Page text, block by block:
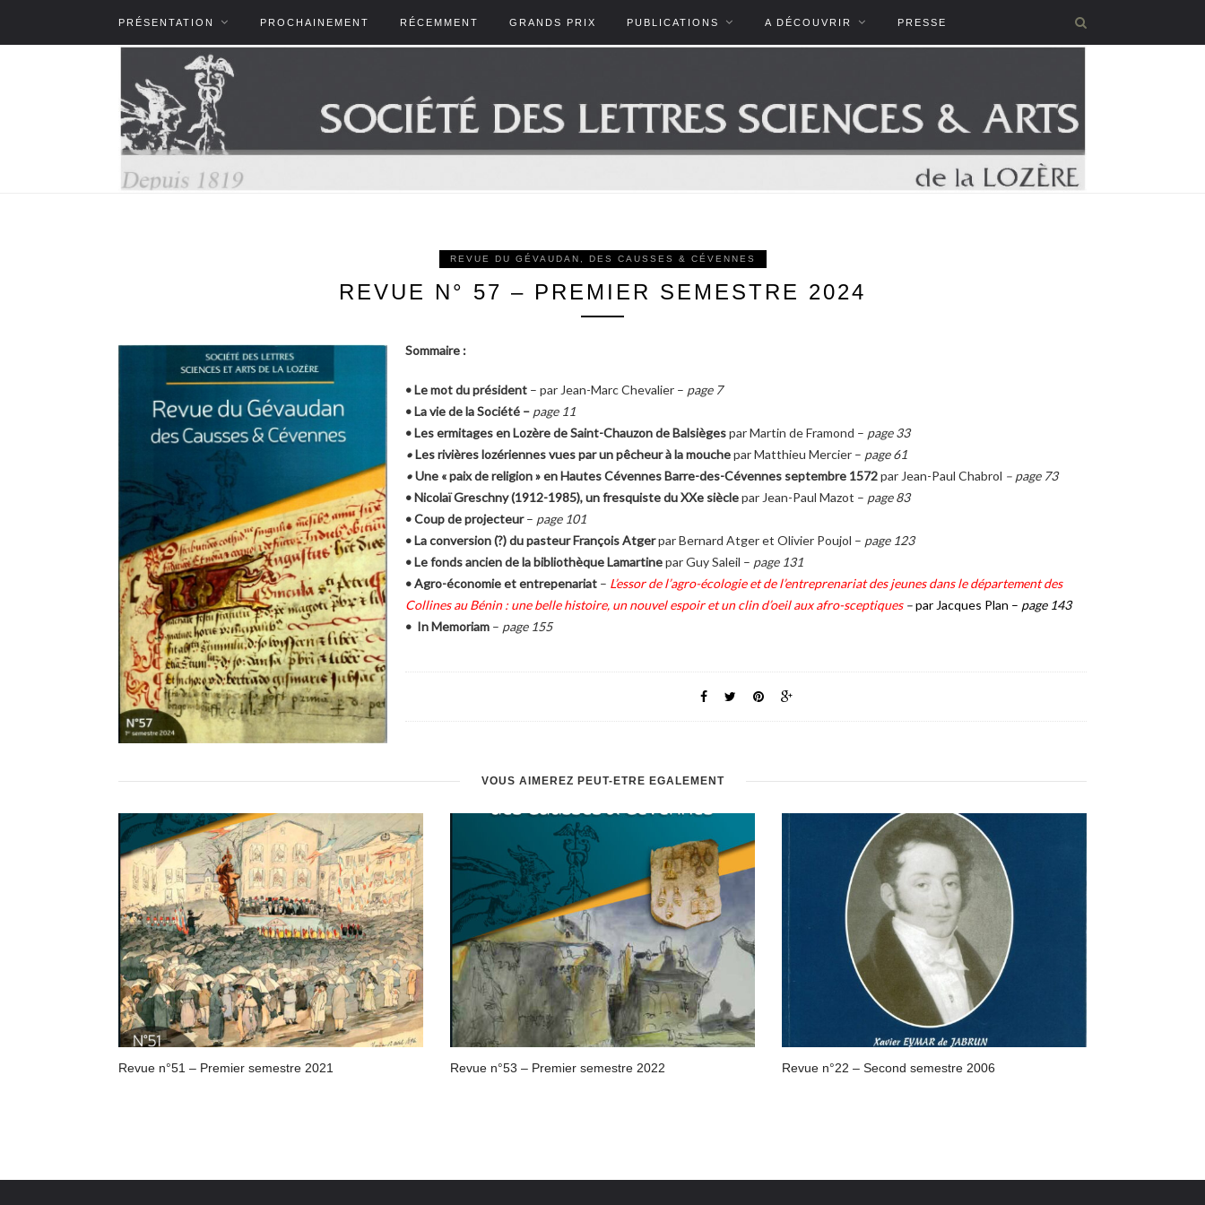
PRÉSENTATION PROCHAINEMENT RÉCEMMENT GRANDS PRIX PUBLICATIONS A DÉCOUVRIR PRESSE
REVUE DU GÉVAUDAN, DES CAUSSES & CÉVENNES
REVUE N° 57 – PREMIER SEMESTRE 2024
Sommaire :
• Le mot du président – par Jean-Marc Chevalier – page 7
• La vie de la Société – page 11
• Les ermitages en Lozère de Saint-Chauzon de Balsiègespar Martin de Framond – page 33
•Les rivières lozériennes vues par un pêcheur à la mouchepar Matthieu Mercier – page 61
•Une « paix de religion » en Hautes Cévennes Barre-des-Cévennes septembre 1572par Jean-Paul Chabrol – page 73
• Nicolaï Greschny (1912-1985), un fresquiste du XXe sièclepar Jean-Paul Mazot – page 83
•Coup de projecteur– page 101
• La conversion (?) du pasteur François Atgerpar Bernard Atger et Olivier Poujol – page 123
• Le fonds ancien de la bibliothèque Lamartinepar Guy Saleil – page 131
•Agro-économie et entrepenariat – L’essor de l’agro-écologie et de l’entreprenariat des jeunes dans le département des
Collines au Bénin : une belle histoire, un nouvel espoir et un clin d’oeil aux afro-sceptiques –par Jacques Plan – page 143
• In Memoriam – page 155
VOUS AIMEREZ PEUT-ÊTRE ÉGALEMENT
Revue n°51 – Premier semestre 2021 Revue n°53 – Premier semestre 2022 Revue n°22 – Second semestre 2006